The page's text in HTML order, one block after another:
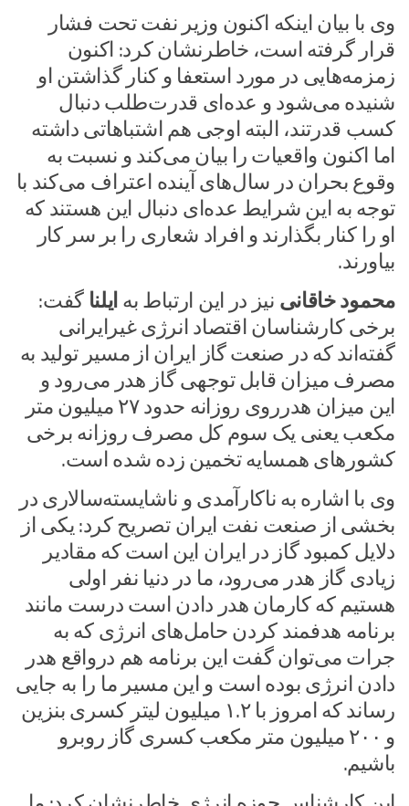
وی با بیان اینکه اکنون وزیر نفت تحت فشار
قرار گرفته است، خاطرنشان کرد: اکنون
زمزمه‌هایی در مورد استعفا و کنار گذاشتن او
شنیده می‌شود و عده‌ای قدرت‌طلب دنبال
کسب قدرتند، البته اوجی هم اشتباهاتی داشته
اما اکنون واقعیات را بیان می‌کند و نسبت به
وقوع بحران در سال‌های آینده اعتراف می‌کند با
توجه به این شرایط عده‌ای دنبال این هستند که
او را کنار بگذارند و افراد شعاری را بر سر کار
بیاورند.
محمود خاقانی نیز در این ارتباط به ایلناگفت:
برخی کارشناسان اقتصاد انرژی غیرایرانی
گفته‌اند که در صنعت گاز ایران از مسیر تولید به
مصرف میزان قابل توجهی گاز هدر می‌رود و
این میزان هدرروی روزانه حدود ۲۷ میلیون متر
مکعب یعنی یک سوم کل مصرف روزانه برخی
کشورهای همسایه تخمین زده شده است.
وی با اشاره به ناکارآمدی و ناشایسته‌سالاری در
بخشی از صنعت نفت ایران تصریح کرد: یکی از
دلایل کمبود گاز در ایران این است که مقادیر
زیادی گاز هدر می‌رود، ما در دنیا نفر اولی
هستیم که کارمان هدر دادن است درست مانند
برنامه هدفمند کردن حامل‌های انرژی که به
جرات می‌توان گفت این برنامه هم درواقع هدر
دادن انرژی بوده است و این مسیر ما را به جایی
رساند که امروز با ۱.۲ میلیون لیتر کسری بنزین
و ۲۰۰ میلیون متر مکعب کسری گاز روبرو
باشیم.